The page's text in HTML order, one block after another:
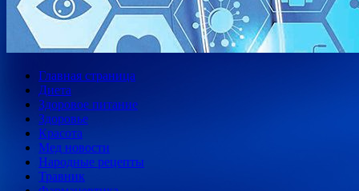
Главная страница
Диета
Здоровое питание
Здоровье
Красота
Мед новости
Народные рецепты
Травник